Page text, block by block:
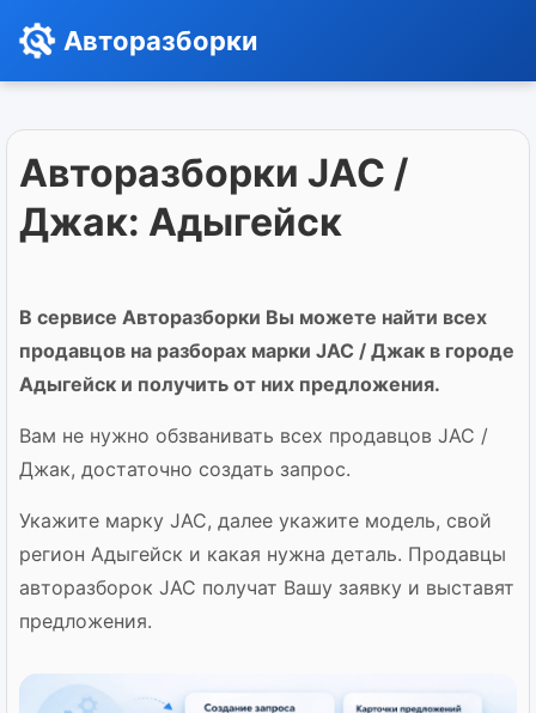
Авторазборки
Авторазборки JAC /
Джак: Адыгейск
В сервисе Авторазборки Вы можете найти всех
продавцов на разборах марки JAC / Джак в городе
Адыгейск и получить от них предложения.
Вам не нужно обзванивать всех продавцов JAC /
Джак, достаточно создать запрос.
Укажите марку JAC, далее укажите модель, свой
регион Адыгейск и какая нужна деталь. Продавцы
авторазборок JAC получат Вашу заявку и выставят
предложения.